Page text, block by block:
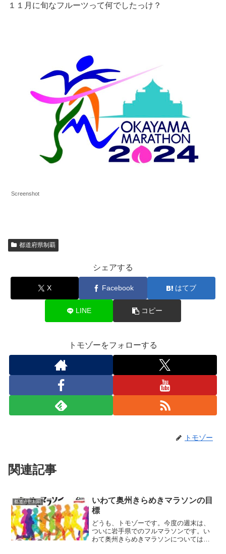
１１月に旬なフルーツって何でしたっけ？
Screenshot
都道府県制覇
シェアする
X Facebook はてブ
LINE コピー
トモゾーをフォローする
トモゾー
関連記事
都道府県制覇
いわて奥州きらめきマラソンの目
標
どうも、トモゾーです。今度の週末は、
ついに岩手県でのフルマラソンです。い
わて奥州きらめきマラソンについては、